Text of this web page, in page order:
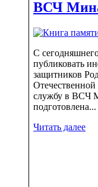
ВСЧ
С
публиковать
защитников
службу в ВСЧ
подготовлена...
Читать далее